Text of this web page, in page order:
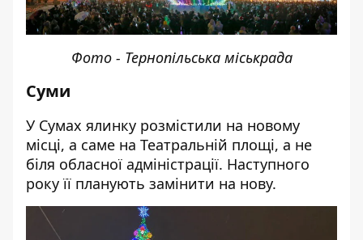
Фото - Тернопільська міськрада
Суми
У Сумах ялинку розмістили на новому
місці, а саме на Театральній площі, а не
біля обласної адміністрації. Наступного
року її планують замінити на нову.